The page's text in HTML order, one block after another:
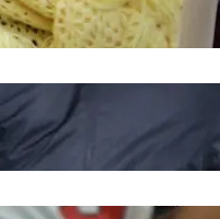
Pravila korišćenja